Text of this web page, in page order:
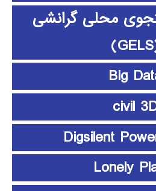
محلی گرانشی
Big
civil
Digsilent
Lonely